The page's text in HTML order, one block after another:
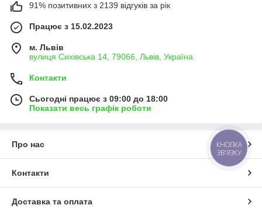
91% позитивних з 2139 відгуків за рік
Працює з 15.02.2023
м. Львів
вулиця Сихівська 14, 79066, Львів, Україна
Контакти
Сьогодні працює з 09:00 до 18:00
Показати весь графік роботи
Про нас
Контакти
Доставка та оплата
КНОПКА
ЗВ'ЯЗКУ